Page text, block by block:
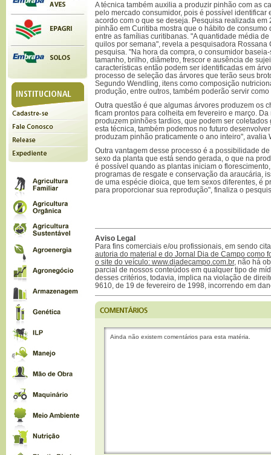
A técnica também auxilia a produzir pinhão com as
pelo mercado consumidor, pois é possível identificar
acordo com o que se deseja. Pesquisa realizada em
pinhão em Curitiba mostra que o hábito de consumo
entre as famílias curitibanas. "A quantidade média
quilos por semana", revela a pesquisadora Rossana
pesquisa. "Na hora da compra, o consumidor
tamanho, brilho, diâmetro, frescor e ausência de
características então podem ser identificadas em
processo de seleção das árvores que terão seus
Segundo Wendling, itens como composição
produção, entre outros, também poderão servir
Outra questão é que algumas árvores produzem os
ficam prontos para colheita em fevereiro e março.
produzem pinhões tardios, que podem ser coletados
esta técnica, também podemos no futuro
produzam pinhão praticamente o ano inteiro", avalia
Outra vantagem desse processo é a possibilidade
sexo da planta que está sendo gerada, o que na
é possível quando as plantas iniciam o
programas de resgate e conservação da araucária,
de uma espécie dioica, que tem sexos diferentes, é
para proporcionar sua reprodução", finaliza o
Aviso Legal
Para fins comerciais e/ou profissionais, em sendo
autoria do material e do Jornal Dia de Campo como
o site do veículo: www.diadecampo.com.br, não há
parcial de nossos conteúdos em qualquer tipo de
desses critérios, todavia, implica na violação de
9610, de 19 de fevereiro de 1998, incorrendo em
Ainda não existem comentários para esta matéria.